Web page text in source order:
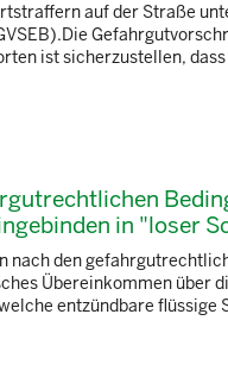
auf der Straße
ist sicherzustellen,
in "loser
nach den
Übereinkommen
entzündbare flüssige